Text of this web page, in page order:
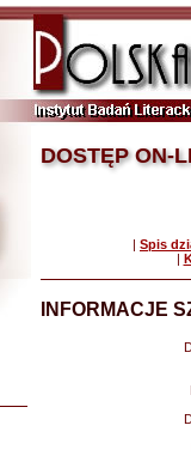
DOSTĘP ON-
| Spis
|
INFORMACJE